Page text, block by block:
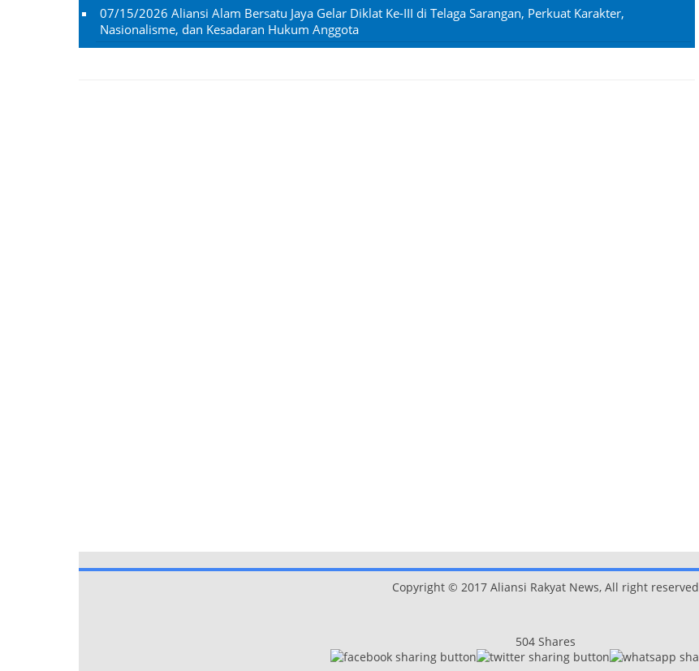
07/15/2026 Aliansi Alam Bersatu Jaya Gelar Diklat Ke-III di Telaga Sarangan, Perkuat Karakter,
Nasionalisme, dan Kesadaran Hukum Anggota
Copyright © 2017 Aliansi Rakyat News, All right reserved
504 Shares